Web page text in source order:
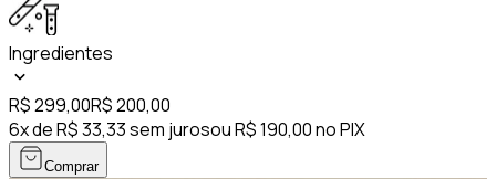
Ingredientes
R$ 299,00R$ 200,00
6x de R$ 33,33 sem jurosou R$ 190,00 no PIX
Comprar